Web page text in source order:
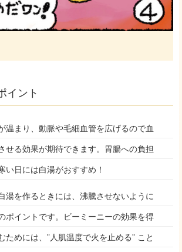
イント
温まり、動脈や毛細血管を広げるので血
せる効果が期待できます。胃腸への負担
い日には白湯がおすすめ！
湯を作るときには、沸騰させないように
ポイントです。ビーミーニーの効果を得
ためには、”人肌温度で火を止める” こと